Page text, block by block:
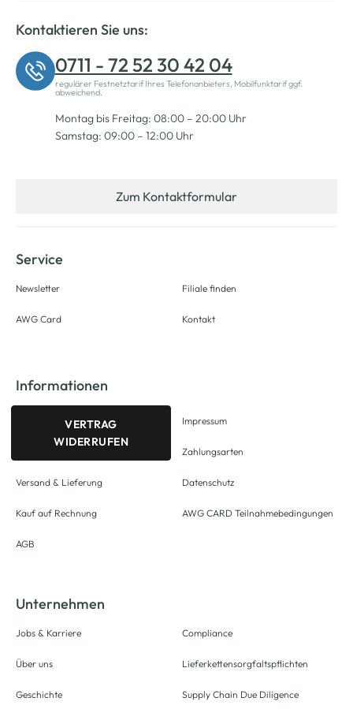
Kontaktieren Sie uns:
0711 - 72 52 30 42 04
regulärer Festnetztarif Ihres Telefonanbieters, Mobilfunktarif ggf.
abweichend.
Montag bis Freitag: 08:00 – 20:00 Uhr
Samstag: 09:00 – 12:00 Uhr
Zum Kontaktformular
Service
Newsletter
AWG Card
Filiale finden
Kontakt
Informationen
VERTRAG
WIDERRUFEN
Versand & Lieferung
Kauf auf Rechnung
AGB
Impressum
Zahlungsarten
Datenschutz
AWG CARD Teilnahmebedingungen
Unternehmen
Jobs & Karriere
Über uns
Geschichte
Compliance
Lieferkettensorgfaltspflichten
Supply Chain Due Diligence